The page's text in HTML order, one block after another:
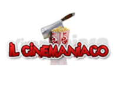
contenuto